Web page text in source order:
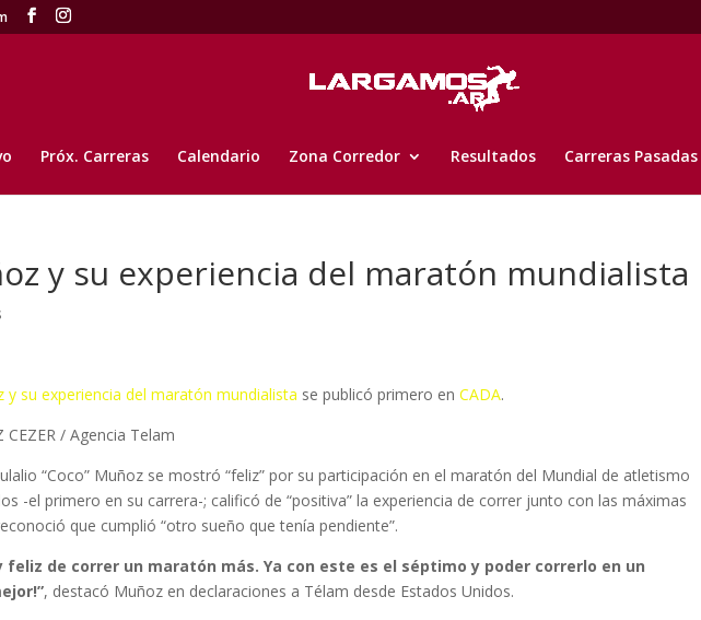
Próx. Carreras Calendario Zona Corredor Resultados Carreras Pasadas
y su experiencia del maratón mundialista
y su experiencia del maratón mundialista se publicó primero enCADA.
CEZER / Agencia Telam
“Coco” Muñoz se mostró “feliz” por su participación en el maratón del Mundial de atletismo
-el primero en su carrera-; calificó de “positiva” la experiencia de correr junto con las máximas
que cumplió “otro sueño que tenía pendiente”.
feliz de correr un maratón más. Ya con este es el séptimo y poder correrlo en un
, destacó Muñoz en declaraciones a Télam desde Estados Unidos.